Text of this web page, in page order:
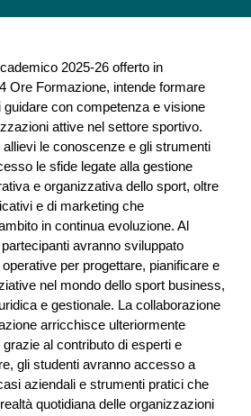
2025-26 offerto in
Ore Formazione, intende formare
con competenza e visione
attive nel settore sportivo.
allievi le conoscenze e gli strumenti
le sfide legate alla gestione
e organizzativa dello sport, oltre
e di marketing che
in continua evoluzione. Al
avranno sviluppato
per progettare, pianificare e
nel mondo dello sport business,
e gestionale. La collaborazione
arricchisce ulteriormente
grazie al contributo di esperti e
gli studenti avranno accesso a
aziendali e strumenti pratici che
quotidiana delle organizzazioni